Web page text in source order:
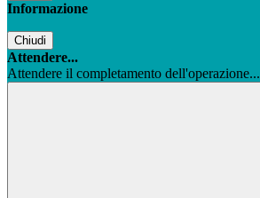
Informazione
Chiudi
Attendere...
Attendere il completamento dell'operazione...